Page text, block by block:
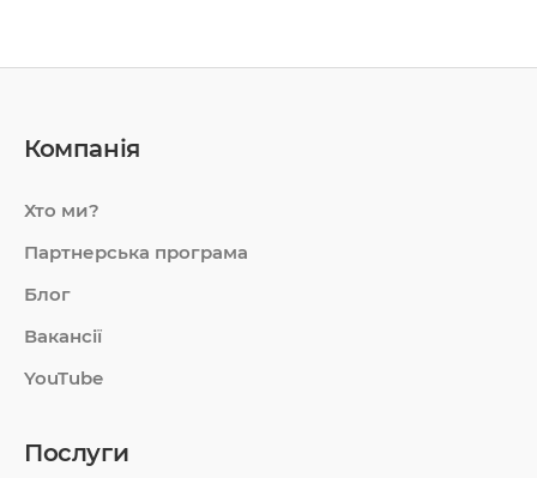
Компанія
Хто ми?
Партнерська програма
Блог
Вакансії
YouTube
Послуги